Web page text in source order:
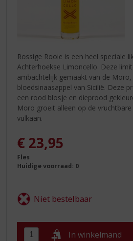
Rossige Rooie is een heel speciale
Achterhoekse Limoncello. Deze
ambachtelijk gemaakt van de Moro,
bloedsinaasappel van Sicilië. Deze
een rood blosje en dieprood
Moro groeit alleen op de
vulkaan.
€ 23,95
Fles
Huidige voorraad: 0
In winkelmand